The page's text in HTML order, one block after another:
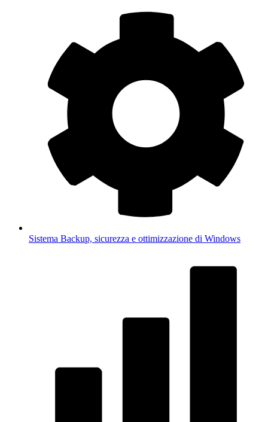
Sistema Backup, sicurezza e ottimizzazione di Windows